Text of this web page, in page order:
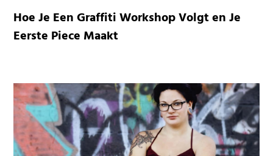
Hoe Je Een Graffiti Workshop Volgt en Je
Eerste Piece Maakt